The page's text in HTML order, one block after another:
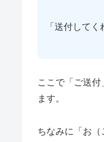
「送付して
ここで「ご送
ます。
ちなみに「お（